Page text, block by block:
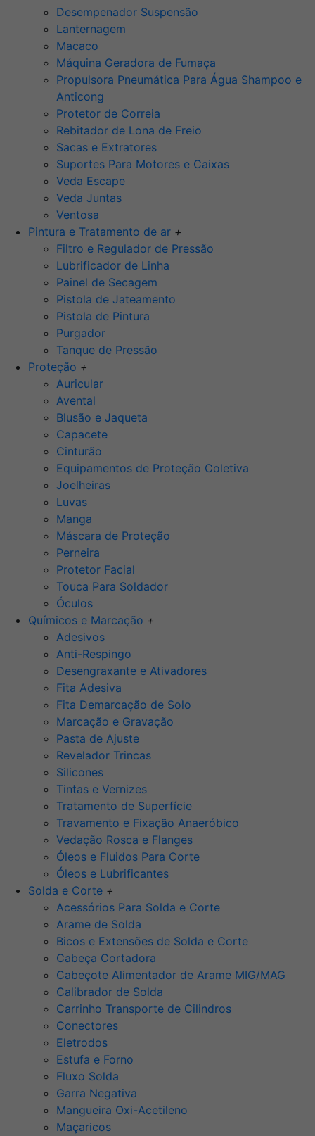
Desempenador Suspensão
Lanternagem
Macaco
Máquina Geradora de Fumaça
Propulsora Pneumática Para Água Shampoo e
Anticong
Protetor de Correia
Rebitador de Lona de Freio
Sacas e Extratores
Suportes Para Motores e Caixas
Veda Escape
Veda Juntas
Ventosa
Pintura e Tratamento de ar +
Filtro e Regulador de Pressão
Lubrificador de Linha
Painel de Secagem
Pistola de Jateamento
Pistola de Pintura
Purgador
Tanque de Pressão
Proteção +
Auricular
Avental
Blusão e Jaqueta
Capacete
Cinturão
Equipamentos de Proteção Coletiva
Joelheiras
Luvas
Manga
Máscara de Proteção
Perneira
Protetor Facial
Touca Para Soldador
Óculos
Químicos e Marcação +
Adesivos
Anti-Respingo
Desengraxante e Ativadores
Fita Adesiva
Fita Demarcação de Solo
Marcação e Gravação
Pasta de Ajuste
Revelador Trincas
Silicones
Tintas e Vernizes
Tratamento de Superfície
Travamento e Fixação Anaeróbico
Vedação Rosca e Flanges
Óleos e Fluidos Para Corte
Óleos e Lubrificantes
Solda e Corte +
Acessórios Para Solda e Corte
Arame de Solda
Bicos e Extensões de Solda e Corte
Cabeça Cortadora
Cabeçote Alimentador de Arame MIG/MAG
Calibrador de Solda
Carrinho Transporte de Cilindros
Conectores
Eletrodos
Estufa e Forno
Fluxo Solda
Garra Negativa
Mangueira Oxi-Acetileno
Maçaricos